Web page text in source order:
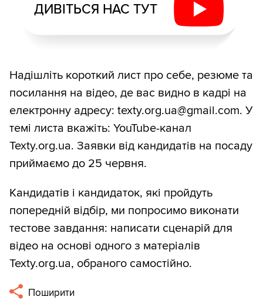
ДИВІТЬСЯ НАС ТУТ
Надішліть короткий лист про себе, резюме та
посилання на відео, де вас видно в кадрі на
електронну адресу: texty.org.ua@gmail.com. У
темі листа вкажіть: YouTube-канал
Texty.org.ua. Заявки від кандидатів на посаду
приймаємо до 25 червня.
Кандидатів і кандидаток, які пройдуть
попередній відбір, ми попросимо виконати
тестове завдання: написати сценарій для
відео на основі одного з матеріалів
Texty.org.ua, обраного самостійно.
Поширити